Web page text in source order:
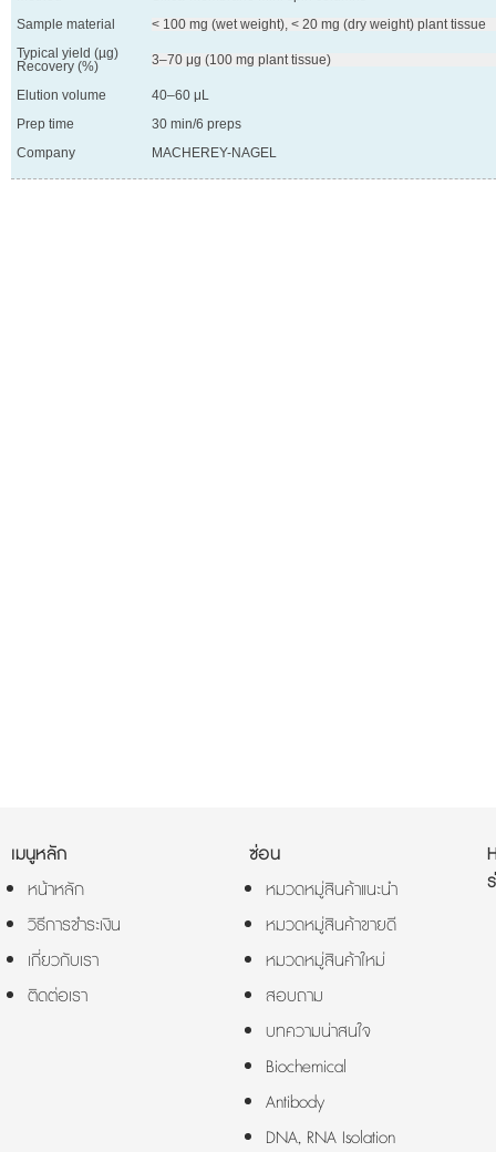
Sample material
< 100 mg (wet weight), < 20 mg (dry weight) plant tissue
Typical yield (µg)
Recovery (%)
3–70 μg (100 mg plant tissue)
Elution volume
40–60 μL
Prep time
30 min/6 preps
Company
MACHEREY-NAGEL
เมนูหลัก
หน้าหลัก
วิธีการชำระเงิน
เกี่ยวกับเรา
ติดต่อเรา
ซ่อน
หมวดหมู่สินค้าแนะนำ
หมวดหมู่สินค้าขายดี
หมวดหมู่สินค้าใหม่
สอบถาม
บทความน่าสนใจ
Biochemical
Antibody
DNA, RNA Isolation